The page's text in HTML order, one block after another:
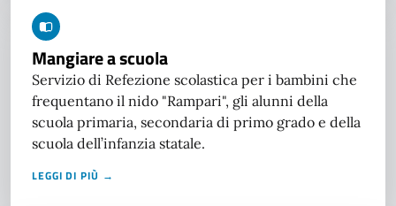
Mangiare a scuola
Servizio di Refezione scolastica per i bambini che
frequentano il nido "Rampari", gli alunni della
scuola primaria, secondaria di primo grado e della
scuola dell’infanzia statale.
LEGGI DI PIÙ →